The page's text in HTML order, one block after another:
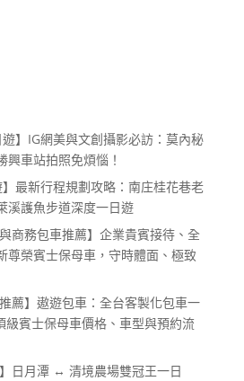
遊】IG網美與文創攝影必訪：莫內秘
興車站拍照免煩惱！
】最新行程規劃攻略：南庄桂花巷老
溪護魚步道深度一日遊
商務包車推薦】企業貴賓接待、全
尊榮賓士保母車，守時體面、極致
薦】遨遊包車：全台客製化包車一
級賓士保母車價格、車型與預約流
日月潭 ↔ 清境農場雙冠王一日